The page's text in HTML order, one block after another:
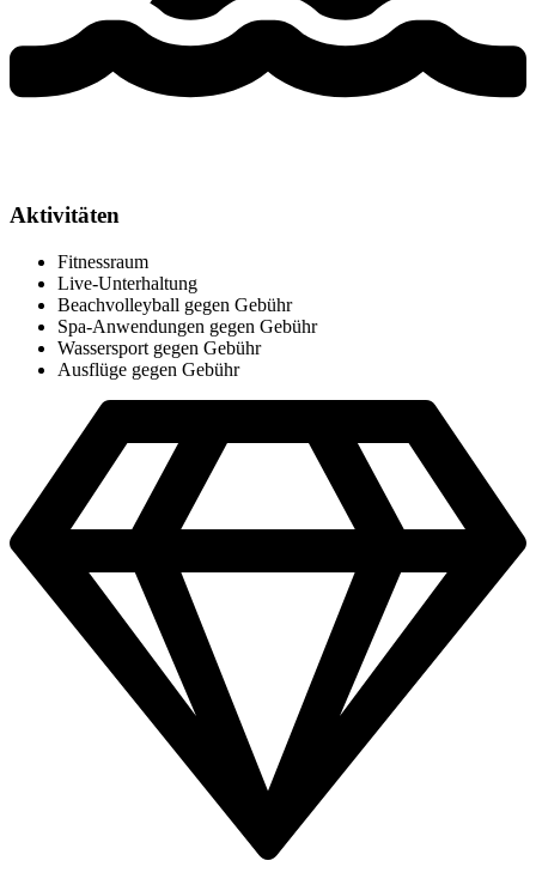
Aktivitäten
Fitnessraum
Live-Unterhaltung
Beachvolleyball gegen Gebühr
Spa-Anwendungen gegen Gebühr
Wassersport gegen Gebühr
Ausflüge gegen Gebühr